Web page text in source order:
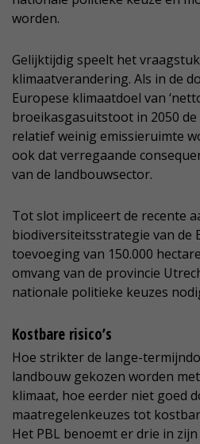
worden.
Gelijktijdig speelt het
klimaatverandering. Als in de
Europese klimaatdoel van
broeikasgasuitstoot in 2050
relatief weinig emissieruimte
ook dat verregaande
van de landbouwsector.
Tot slot impliceert de recente
biodiversiteitsstrategie van de
toevoeging van 150.000
omvang van de provincie
nationale politieke keuzes
Kostbare risico’s
Hoe strikter de lange-
landbouw gekozen worden
klimaat, hoe eerder niet goed
maatregelenkeuzes tot
Het PBL benoemt er drie in